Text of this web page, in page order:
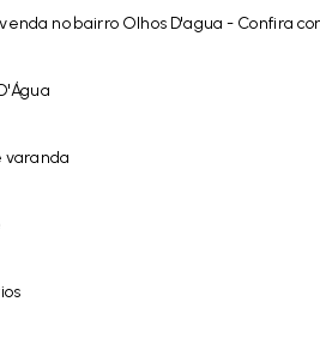
no bairro Olhos D'agua - Confira
varanda